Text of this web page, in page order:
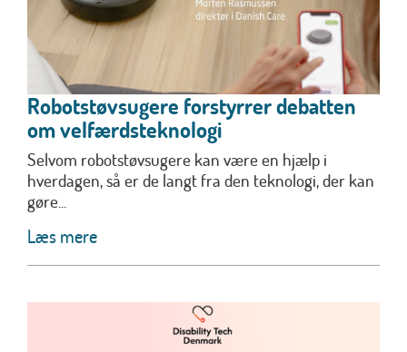
Robotstøvsugere forstyrrer debatten
om velfærdsteknologi
Selvom robotstøvsugere kan være en hjælp i
hverdagen, så er de langt fra den teknologi, der kan
gøre...
Læs mere